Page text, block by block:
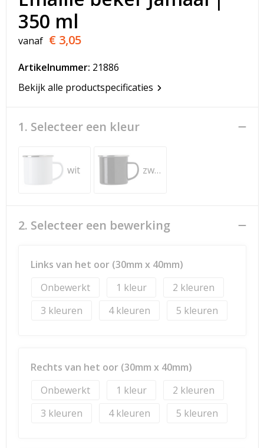
T-Shirts
Veiligheidsvesten en Veiligheidshesjes
Vesten
Werkkleding sets
Gehoorbescherming
350 ml
vanaf € 3,05
Artikelnummer: 21886
Bekijk alle productspecificaties
1. Selecteer een kleur
wit zwart
2. Selecteer een bewerking
Links van het oor (30mm x 40mm)
Onbewerkt
1
2
3
4 5
Rechts van het oor (30mm x 40mm)
Onbewerkt
1
2
3
4 5